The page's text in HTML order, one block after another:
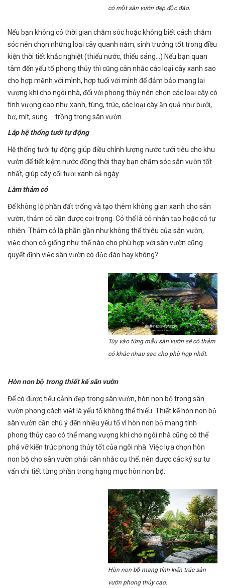
có một sân vườn đẹp độc đáo.
Nếu bạn không có thời gian chăm sóc hoặc không biết cách chăm
sóc nên chọn những loại cây quanh năm, sinh trưởng tốt trong điều
kiện thời tiết khắc nghiệt (thiếu nước, thiếu sáng…) Nếu bạn quan
tâm đến yếu tố phong thủy thì cũng cân nhắc các loại cây xanh sao
cho hợp mệnh với mình, hợp tuổi với mình để đảm bảo mang lại
vượng khí cho ngôi nhà, đối với phong thủy nên chọn các loại cây có
tính vượng cao như xanh, tùng, trúc, các loại cây ăn quả như bưởi,
bơ, mít, sung.... trồng trong sân vườn
Lắp hệ thống tưới tự động
Hệ thống tưới tự động giúp điều chỉnh lượng nước tưới tiêu cho khu
vườn để tiết kiệm nước đồng thời thay bạn chăm sóc sân vườn tốt
nhất, giúp cây cối tươi xanh cả ngày.
Làm thảm cỏ
Để không lộ phần đất trống và tạo thêm không gian xanh cho sân
vườn, thảm cỏ cần được coi trọng. Có thể là cỏ nhân tạo hoặc cỏ tự
nhiên. Thảm cỏ là phần gần như không thể thiêu của sân vườn,
việc chọn cỏ giống như thế nào cho phù hợp với sân vườn cũng
quyết định việc sân vườn có độc đáo hay không?
Tùy vào từng mẫu sân vườn sẽ có thảm
cỏ khác nhau sao cho phù hợp nhất.
Hòn non bộ trong thiết kế sân vườn
Để có được tiểu cảnh đẹp trong sân vườn, hòn non bộ trong sân
vườn phong cách việt là yếu tố không thể thiếu. Thiết kế hòn non bộ
sân vườn cần chú ý đến nhiều yếu tố vì hòn non bộ mang tính
phong thủy cao có thể mang vượng khí cho ngôi nhà cũng có thể
phá vỡ kiến trúc phong thủy tốt của ngôi nhà. Việc lựa chọn hòn
non bộ cho sân vườn phải cân nhắc cụ thể, nên được các kỹ sư tư
vấn chi tiết từng phần trong hạng mục hòn non bộ.
Hòn non bộ mang tính kiến trúc sân
vườn phong thủy cao.